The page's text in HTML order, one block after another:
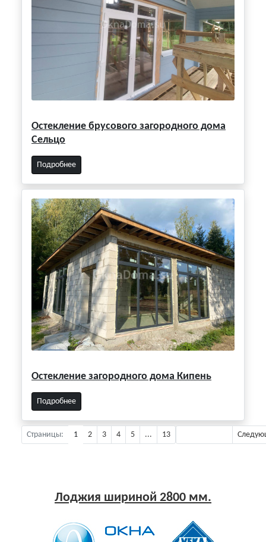
Остекление брусового загородного дома
Сельцо
Подробнее
Остекление загородного дома Кипень
Подробнее
Страницы: 1 2 3 4 5 ... 13
Лоджия шириной 2800 мм.